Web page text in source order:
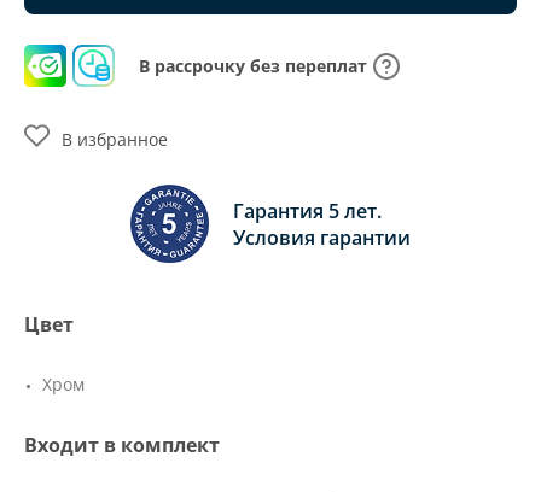
В рассрочку без переплат
Гарантия 5 лет.
Условия гарантии
В избранное
Цвет
Хром
Входит в комплект